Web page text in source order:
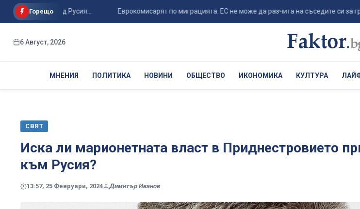
Горещо
победа над Русия... Еврокомисарят по миграцията: ЕС не може да разчита на съседите си за
6 Август, 2026
МНЕНИЯ ПОЛИТИКА НОВИНИ ОБЩЕСТВО ИКОНОМИКА КУЛТУРА
СВЯТ
Иска ли марионетната власт в Приднестровието
към Русия?
13:57, 25 Февруари, 2024 Димитър Иванов